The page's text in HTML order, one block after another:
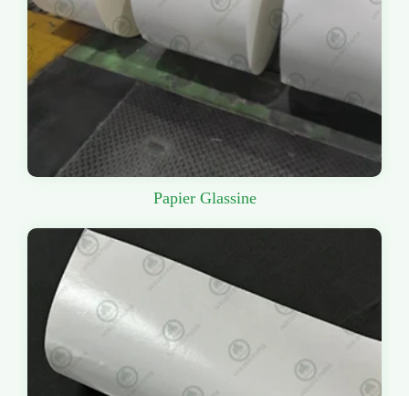
Papier Glassine